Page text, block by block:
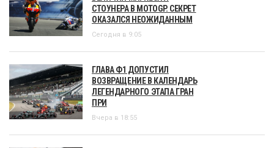
СТОУНЕРА В MOTOGP. СЕКРЕТ
ОКАЗАЛСЯ НЕОЖИДАННЫМ
Сегодня в 9:05
ГЛАВА Ф1 ДОПУСТИЛ
ВОЗВРАЩЕНИЕ В КАЛЕНДАРЬ
ЛЕГЕНДАРНОГО ЭТАПА ГРАН
ПРИ
Вчера в 18:55